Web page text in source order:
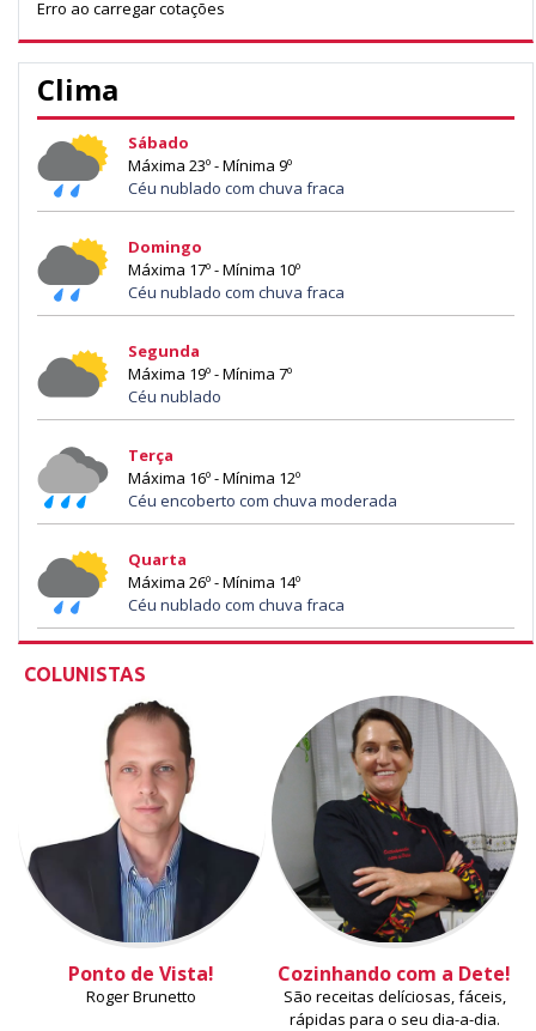
Erro ao carregar cotações
Clima
Sábado
Máxima 23º - Mínima 9º
Céu nublado com chuva fraca
Domingo
Máxima 17º - Mínima 10º
Céu nublado com chuva fraca
Segunda
Máxima 19º - Mínima 7º
Céu nublado
Terça
Máxima 16º - Mínima 12º
Céu encoberto com chuva moderada
Quarta
Máxima 26º - Mínima 14º
Céu nublado com chuva fraca
COLUNISTAS
Ponto de Vista!
Roger Brunetto
Cozinhando com a Dete!
São receitas delíciosas, fáceis,
rápidas para o seu dia-a-dia.